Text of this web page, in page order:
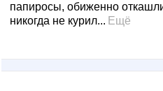
папиросы, обиженно
никогда не курил... Ещё